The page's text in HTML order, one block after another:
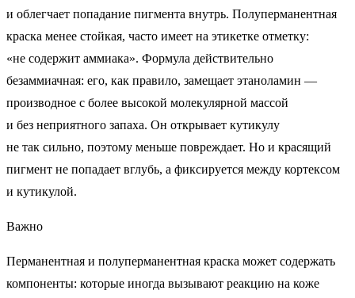
и облегчает попадание пигмента внутрь. Полуперманентная
краска менее стойкая, часто имеет на этикетке отметку:
«не содержит аммиака». Формула действительно
безаммиачная: его, как правило, замещает этаноламин —
производное с более высокой молекулярной массой
и без неприятного запаха. Он открывает кутикулу
не так сильно, поэтому меньше повреждает. Но и красящий
пигмент не попадает вглубь, а фиксируется между кортексом
и кутикулой.
Важно
Перманентная и полуперманентная краска может содержать
компоненты: которые иногда вызывают реакцию на коже